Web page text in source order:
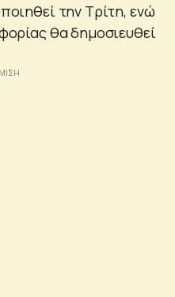
την Τρίτη, ενώ
θα δημοσιευθεί